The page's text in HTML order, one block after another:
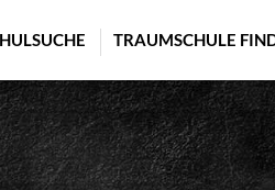
TRAUMSCHULE